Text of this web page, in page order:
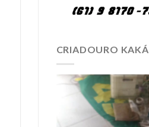
CRIADOURO KAKÁ